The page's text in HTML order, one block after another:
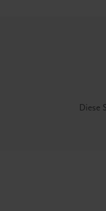
Diese